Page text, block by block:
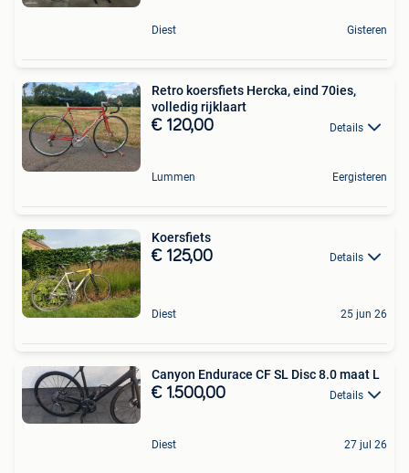
Diest Gisteren
Retro koersfiets Hercka, eind 70ies,
volledig rijklaart
€ 120,00 Details
Lummen Eergisteren
Koersfiets
€ 125,00 Details
Diest 25 jun 26
Canyon Endurace CF SL Disc 8.0 maat L
€ 1.500,00 Details
Diest 27 jul 26